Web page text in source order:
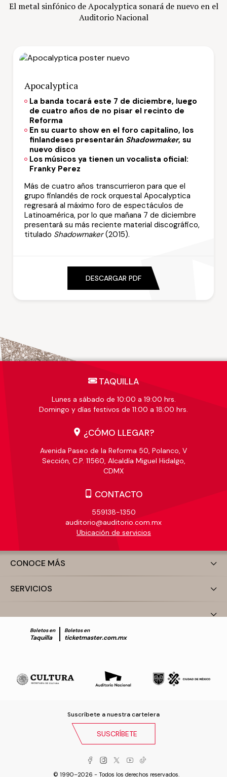
El metal sinfónico de Apocalyptica sonará de nuevo en el
Auditorio Nacional
Apocalyptica
La banda tocará este 7 de diciembre, luego
de cuatro años de no pisar el recinto de
Reforma
En su cuarto show en el foro capitalino, los
finlandeses presentarán Shadowmaker, su
nuevo disco
Los músicos ya tienen un vocalista oficial:
Franky Perez
Más de cuatro años transcurrieron para que el
grupo finlandés de rock orquestal Apocalyptica
regresará al máximo foro de espectáculos de
Latinoamérica, por lo que mañana 7 de diciembre
presentará su más reciente material discográfico,
titulado Shadowmaker(2015).
DESCARGAR PDF
TAQUILLA
Lunes a sábado de 10:00 a 19:00 hrs.
Domingo y días festivos de 11:00 a 18:00 hrs.
¿CÓMO LLEGAR?
Avenida Paseo de la Reforma 50, Polanco, V
Sección, C.P. 11560, Alcaldía Miguel Hidalgo,
CDMX
CONTACTO
559138-1350
auditorio@auditorio.com.mx
Ubicación de servicios
CONOCE MÁS
SERVICIOS
Boletos en
Taquilla
Boletos en
ticketmaster.com.mx
Suscríbete a nuestra cartelera
SUSCRÍBETE
© 1990–2026 - Todos los derechos reservados.